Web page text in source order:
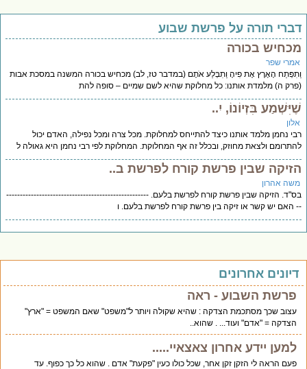
תורה על פרשת שבוע
בכורה
שפר
הָאָרֶץ אֶת פִיהָ וַתִבְּלַע אֹתָם (במדבר טז, לב) מכחיש בכורה המשנה במסכת אבות
ה) מלמדת אותנו: כל מחלוקת שהיא לשם שמיים – סופה להת
בִּזְיוֹנוֹ, יִ..
נחמן מלמד אותנו כיצד להתייחס למחלוקת. מכל צרה ומכל נפילה, האדם יכול
ולצאת מחוזק, ובכלל זה אף המחלוקת. המחלוקת לפי רבי נחמן היא גאולה ל
שבין פרשת קורח לפרשת ב..
אהרון
הזיקה שבין פרשת קורח לפרשת בלעם. ----------------------------------------------------
האם יש קשר או זיקה בין פרשת קורח לפרשת בלעם. ו
אחרונים
פרשת השבוע - ראה
עצוב שכך מסתכמת הצדקה : שהיא שקולה ויותר ל"משפט" שאם המשפט = "ארץ"
הצדקה = "אדם" ועוד... . שהוא..
למען יידע אחרון צאצאיי.....
פעם הראה לי הזקן זקן אחר, שכל כולו כעין "פקעת" אדם . שהוא כל כך כפוף. עד